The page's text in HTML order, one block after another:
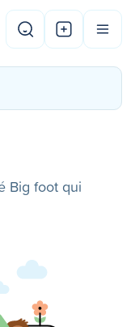
Big foot qui